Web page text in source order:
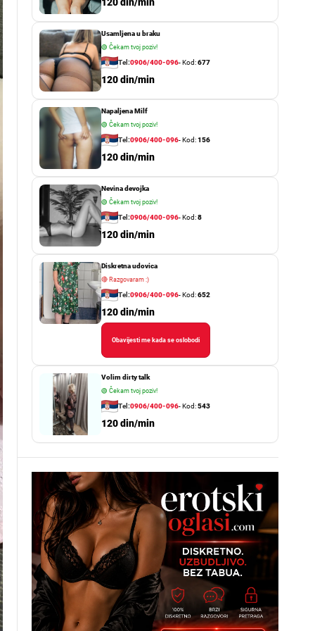
m
e
Usamljena u braku
🟢 Čekam tvoj poziv!
Tel:0906/400-096- Kod:677
120 din/min
Napaljena Milf
🟢 Čekam tvoj poziv!
Tel:0906/400-096- Kod:156
120 din/min
Nevina devojka
🟢 Čekam tvoj poziv!
Tel:0906/400-096- Kod:8
120 din/min
Diskretna udovica
🔴Razgovaram :)
Tel:0906/400-096- Kod:652
120 din/min
Obavijesti me kada se oslobodi
Volim dirty talk
🟢 Čekam tvoj poziv!
Tel:0906/400-096- Kod:543
120 din/min